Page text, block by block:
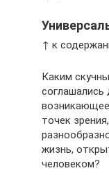
↑ к
Каким
соглашались
точек
жизнь,
человеком?